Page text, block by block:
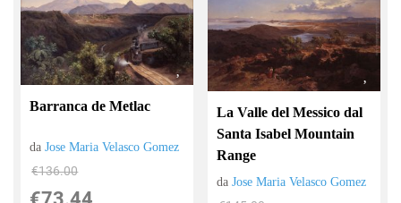
Barranca de Metlac
daJose Maria Velasco Gomez
€136.00
La Valle del Messico dal
Santa Isabel Mountain
Range
daJose Maria Velasco Gomez